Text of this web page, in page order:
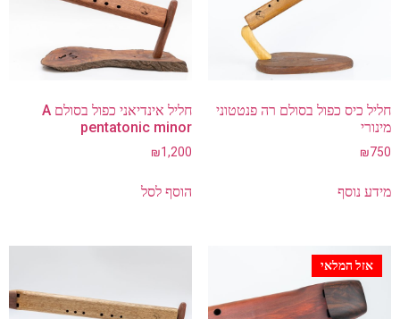
exclude-from-search
rated-4
rated-5
חליל כיס כפול בסולם רה פנטטוני
מינורי
₪750
מידע נוסף
חליל אינדיאני כפול בסולם A
pentatonic minor
₪1,200
הוסף לסל
אזל המלאי